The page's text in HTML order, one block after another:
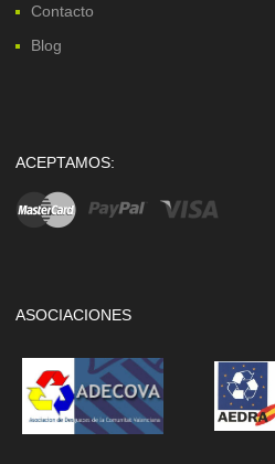
Contacto
Blog
ACEPTAMOS:
ASOCIACIONES